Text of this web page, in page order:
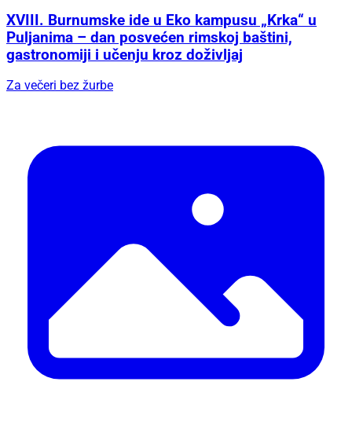
XVIII. Burnumske ide u Eko kampusu „Krka“ u
Puljanima – dan posvećen rimskoj baštini,
gastronomiji i učenju kroz doživljaj
Za večeri bez žurbe